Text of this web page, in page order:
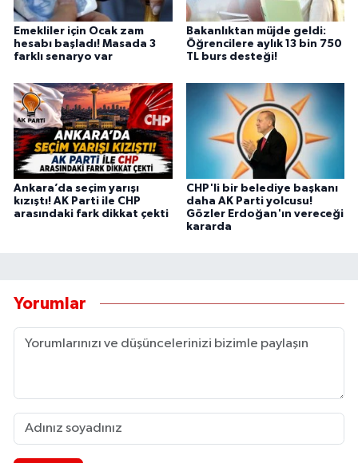
Emekliler için Ocak zam
hesabı başladı! Masada 3
farklı senaryo var
Bakanlıktan müjde geldi:
Öğrencilere aylık 13 bin 750
TL burs desteği!
Ankara’da seçim yarışı
kızıştı! AK Parti ile CHP
arasındaki fark dikkat çekti
CHP'li bir belediye başkanı
daha AK Parti yolcusu!
Gözler Erdoğan'ın vereceği
kararda
Yorumlar